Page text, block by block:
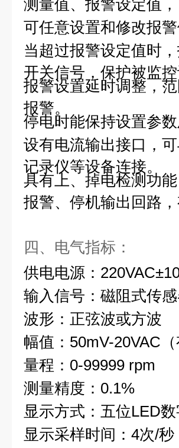
测量值、报警设定值
可任意设置和修改报警
当超过报警设定值时
开关信号，保护被监控
报警设置延时调整，
报警。
停电时能保持设置参
设有电流输出接口，
记录仪等设备连接。
具有上、掉电检测功
报警、停机输出回路
四、电气指标：
供电电源：
输入信号：磁阻式传
波形：正弦波或方波
幅值：50mV-20VAC（
量程：0-99999 rpm
测量精度：0.1%
显示方式：五位LED
显示采样时间：4次/秒